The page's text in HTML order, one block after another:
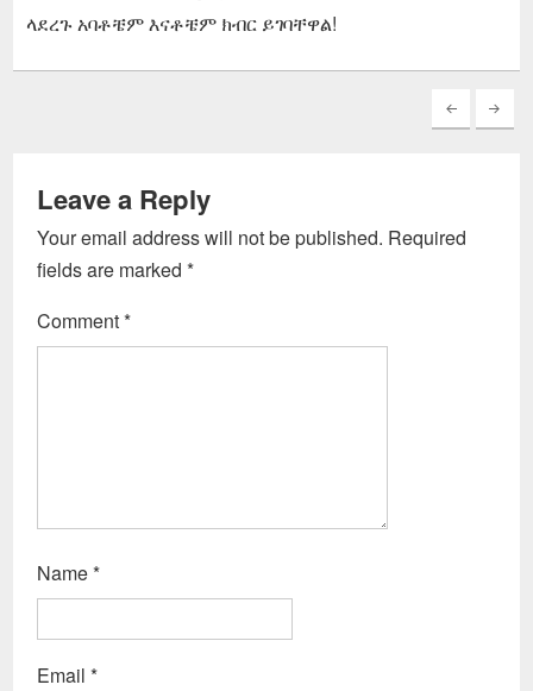
ላደረጉ አባቶቼም እናቶቼም ክብር ይገባቸዋል!
Leave a Reply
Your email address will not be published. Required
fields are marked*
Comment*
Name*
Email*